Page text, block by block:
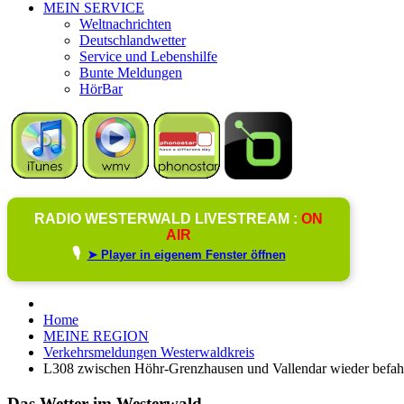
MEIN SERVICE
Weltnachrichten
Deutschlandwetter
Service und Lebenshilfe
Bunte Meldungen
HörBar
RADIO WESTERWALD LIVESTREAM : ON
AIR
🎙️ ➤ Player in eigenem Fenster öffnen
Home
MEINE REGION
Verkehrsmeldungen Westerwaldkreis
L308 zwischen Höhr-Grenzhausen und Vallendar wieder